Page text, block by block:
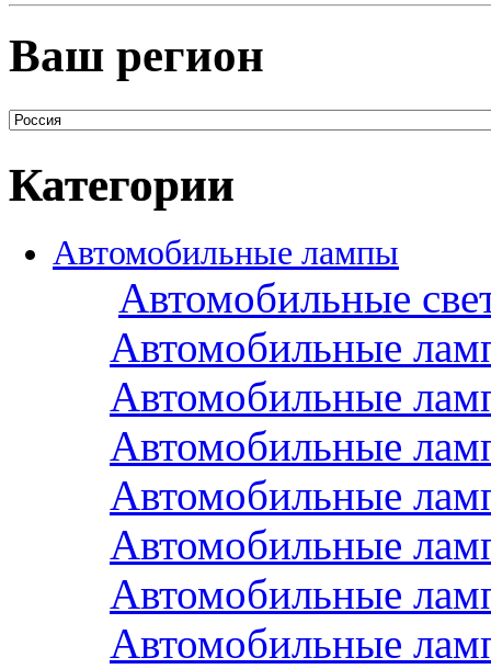
Ваш регион
Категории
Автомобильные лампы
Автомобильные
Автомобильные
Автомобильные
Автомобильные
Автомобильные
Автомобильные
Автомобильные
Автомобильные